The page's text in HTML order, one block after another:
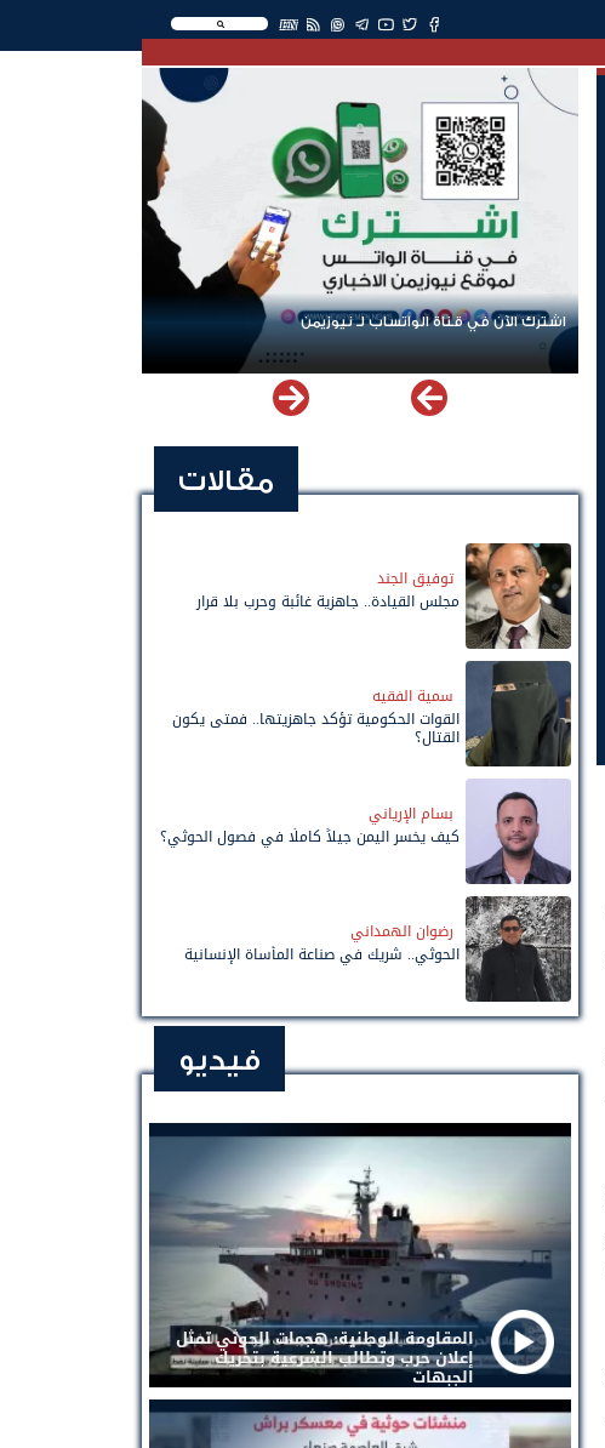
EN
اشترك الآن في قناة الواتساب لـ نيوزيمن
مقالات
توفيق الجند
مجلس القيادة.. جاهزية غائبة وحرب بلا قرار
سمية الفقيه
القوات الحكومية تؤكد جاهزيتها.. فمتى يكون
القتال؟
بسام الإرياني
كيف يخسر اليمن جيلاً كاملًا في فصول الحوثي؟
رضوان الهمداني
الحوثي.. شريك في صناعة المأساة الإنسانية
فيديو
المقاومة الوطنية: هجمات الحوثي تمثل
إعلان حرب وتطالب الشرعية بتحريك
الجبهات